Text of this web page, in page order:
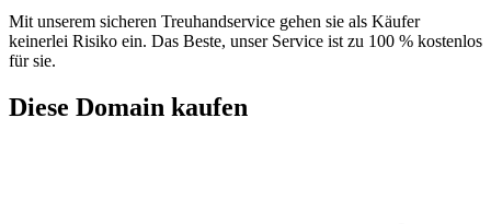
Mit unserem sicheren Treuhandservice gehen sie als Käufer
keinerlei Risiko ein. Das Beste, unser Service ist zu 100 % kostenlos
für sie.
Diese Domain kaufen